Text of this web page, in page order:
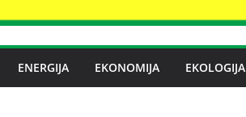
ENERGIJA EKONOMIJA EKOLOGIJA